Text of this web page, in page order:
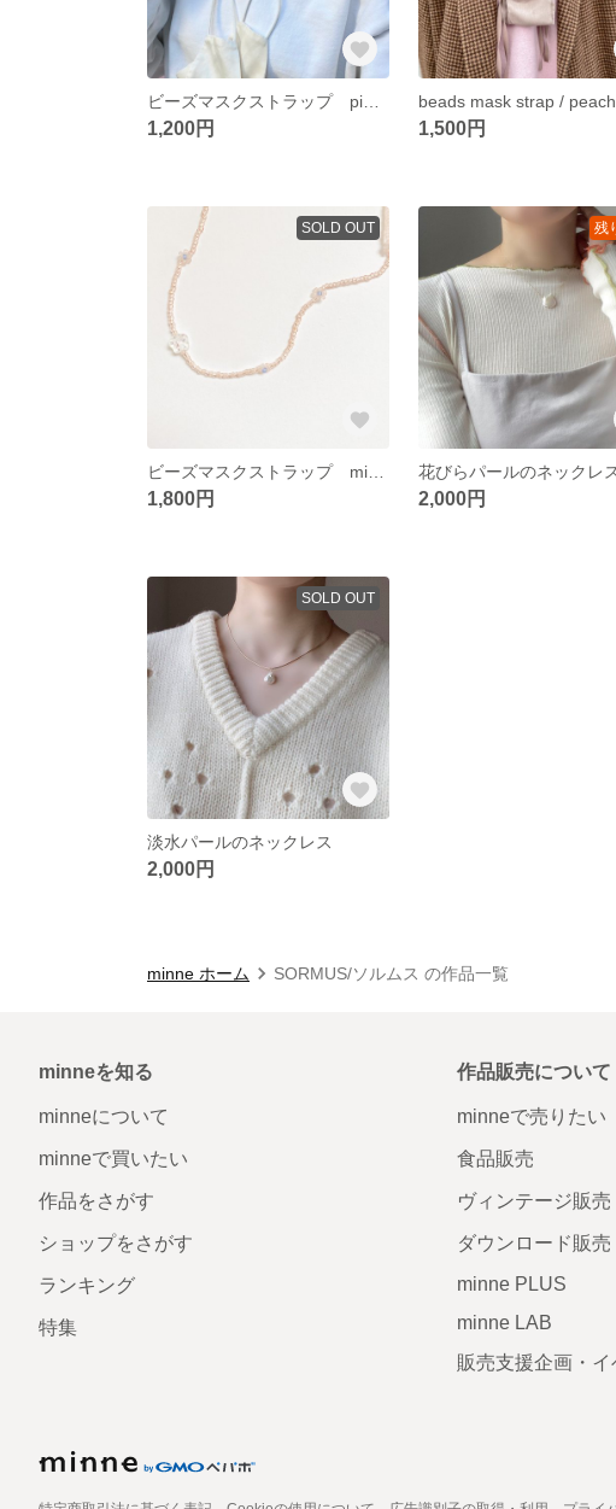
1,200円 1,500円
SOLD OUT
1,800円
残
花びらパールのネックレ
2,000円
SOLD OUT
淡水パールのネックレス
2,000円
minne ホーム SORMUS/ソルムス の作品一覧
minneを知る
minneについて
minneで買いたい
作品をさがす
ショップをさがす
ランキング
特集
作品販売について
minneで売りたい
食品販売
ヴィンテージ販売
ダウンロード販売
minne PLUS
minne LAB
販売支援企画・イ